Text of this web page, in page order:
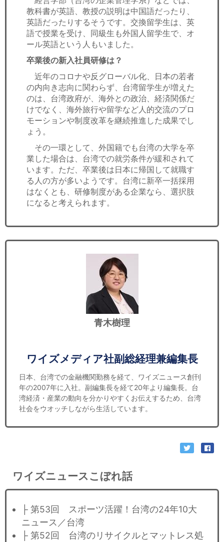
教科書が英語、教授の説明は中国語だったり、
英語だったりするそうです。交換留学生は、英
語で授業を受け、同級生も外国人留学生で、オ
ール英語という人もいました。
卒業後の新入社員研修は？
近年のコロナや反グローバル化、日本の若者
の内向き志向に関わらず、台湾留学生が増えた
のは、台湾政府が、海外との政治、経済関係だ
けでなく、海外旅行や留学など人的交流のプロ
モーションや制度改革を継続推進した成果でし
ょう。
その一環として、外国籍でも台湾の大学を卒
業した場合は、台湾での就労条件が緩和されて
います。ただ、卒業後は日本に帰国して就職す
る人の方が多いようです。台湾に新卒一括採用
はなくとも、研修制度がある企業なら、選択肢
になると考えられます。
青木樹理
ワイズメディア社副総経理兼編集長
日本、台湾での金融機関勤務を経て、ワイズニュース創刊
年の2007年に入社。副編集長を経て20年より編集長。台
湾経済・産業の動向を分かりやすくお伝えするため、台湾
社会をウオッチしながら生活しています。
ワイズニュースこぼれ話
├ 第53回 スポーツ活躍！台湾の24年10大
ニュース／台湾
├ 第52回 台湾のリサイクルとマットレス処